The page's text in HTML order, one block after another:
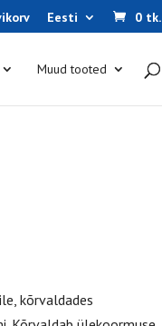
Eesti 0 tk.
Muud tooted
kõrvaldades